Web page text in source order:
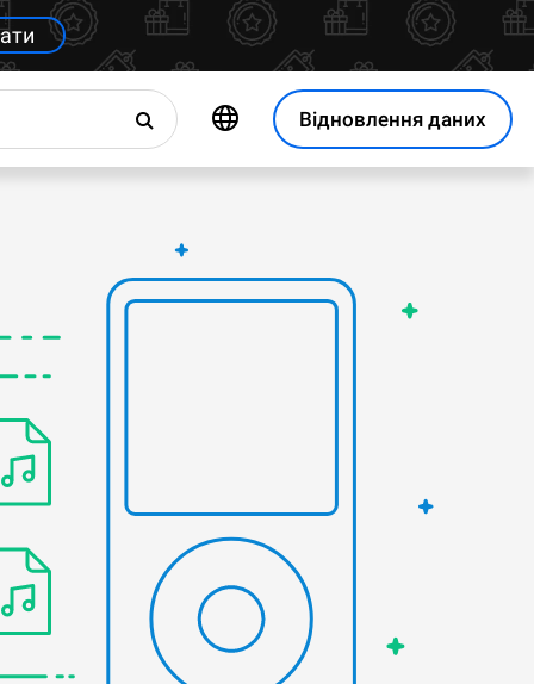
Відновлення даних